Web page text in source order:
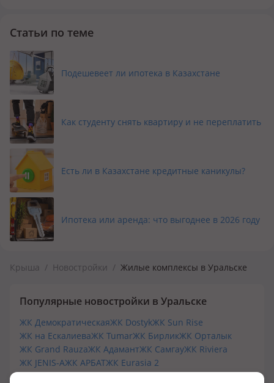
Статьи по теме
Подешевеет ли ипотека в Казахстане
Как студенту снять квартиру и не переплатить
Есть ли в Казахстане кредитные каникулы?
Ипотека или аренда: что выгоднее в 2026 году
Крыша / Новостройки / Жилые комплексы в Уральске
Популярные новостройки в Уральске
ЖК ДемократическаяЖК DostykЖК Sun Rise
ЖК на ЕскалиеваЖК TumarЖК БирликЖК Орталык
ЖК Grand RauzaЖК АдамантЖК СамгауЖК Riviera
ЖК JENIS-AЖК АРБАТЖК Eurasia 2
ЖК в р-не Старого АэропортаЖК Sun City Next